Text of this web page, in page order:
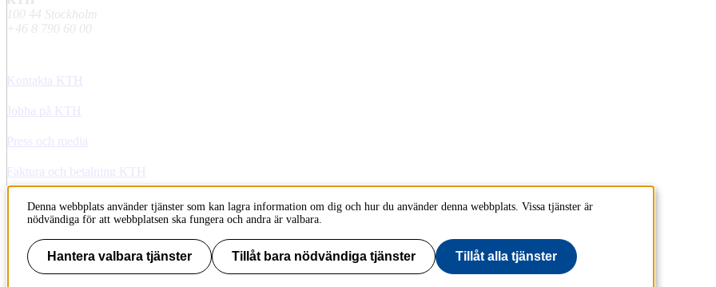
100 44 Stockholm
+46 8 790 60 00
Kontakta KTH
Jobba på KTH
Press och media
Faktura och betalning KTH
Om KTH:s webbplatser
Till sidans topp
Denna webbplats använder tjänster som kan lagra information om dig och hur du använder denna webbplats. Vissa tjänster är
nödvändiga för att webbplatsen ska fungera och andra är valbara.
Hantera valbara tjänster Tillåt bara nödvändiga tjänster Tillåt alla tjänster